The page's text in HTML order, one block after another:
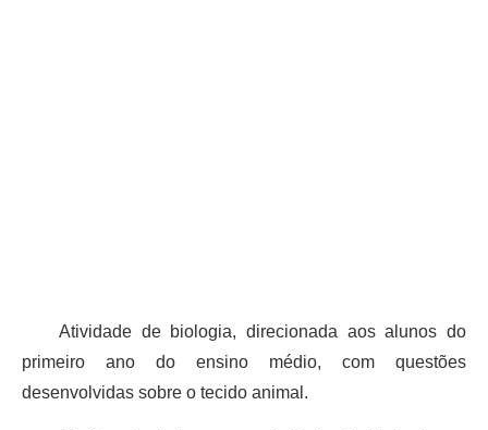
Atividade de biologia, direcionada aos alunos do
primeiro ano do ensino médio, com questões
desenvolvidas sobre o tecido animal.